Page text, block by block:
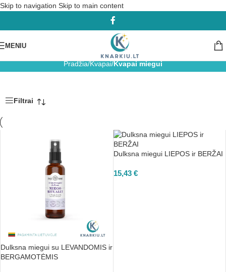
Skip to navigation Skip to main content
MENIU Kvapai miegui
Pradžia/Kvapai/Kvapai miegui
Filtrai
Dulksna miegui su LEVANDOMIS ir
BERGAMOTĖMIS
Dulksna miegui LIEPOS ir BERŽAI
15,43 €